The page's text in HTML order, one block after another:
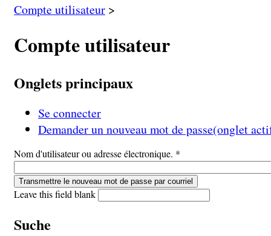
Compte utilisateur >
Compte utilisateur
Onglets principaux
Se connecter
Demander un nouveau mot de passe(onglet
Nom d'utilisateur ou adresse électronique. *
Leave this field blank
Suche